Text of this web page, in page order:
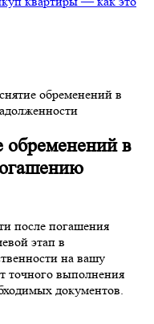
обременений в
обременений в
после погашения
этап в
на вашу
точного выполнения
документов.